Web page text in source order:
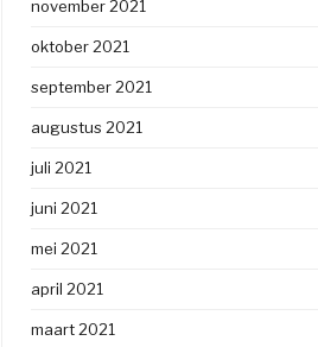
november 2021
oktober 2021
september 2021
augustus 2021
juli 2021
juni 2021
mei 2021
april 2021
maart 2021